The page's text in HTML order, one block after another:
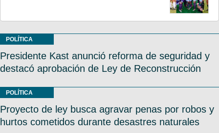
POLÍTICA
Presidente Kast anunció reforma de seguridad y
destacó aprobación de Ley de Reconstrucción
POLÍTICA
Proyecto de ley busca agravar penas por robos y
hurtos cometidos durante desastres naturales